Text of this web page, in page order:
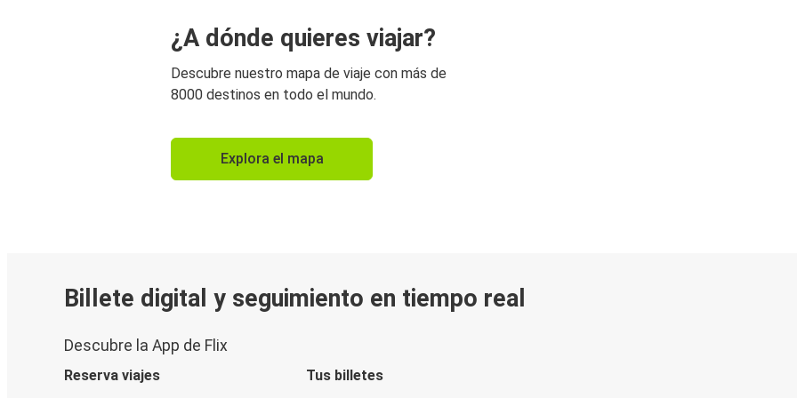
¿A dónde quieres viajar?
Descubre nuestro mapa de viaje con más de
8000 destinos en todo el mundo.
Explora el mapa
Billete digital y seguimiento en tiempo real
Descubre la App de Flix
Reserva viajes Tus billetes